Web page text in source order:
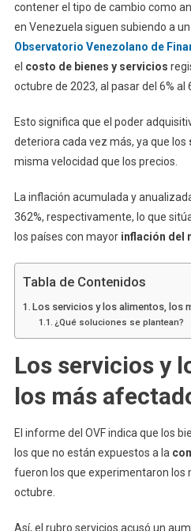
contener el tipo de cambio como
en Venezuela siguen subiendo a
Observatorio Venezolano de
el costo de bienes y servicios
octubre de 2023, al pasar del 6% al
Esto significa que el poder
deteriora cada vez más, ya que los
misma velocidad que los precios.
La inflación acumulada y
362%, respectivamente, lo que
los países con mayor inflación del
Tabla de Contenidos
Los servicios y los alimentos, los
¿Qué soluciones se plantean?
Los servicios y
los más
El informe del OVF indica que los
los que no están expuestos a la
fueron los que experimentaron los
octubre.
Así, el rubro servicios acusó un